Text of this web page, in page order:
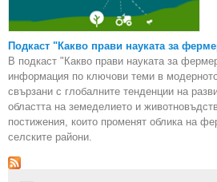
Подкаст "Какво прави науката за
В подкаст "Какво прави науката за
информация по ключови теми в
свързани с глобалните тенденции на
областта на земеделието и
постижения, които променят облика на
селските райони.